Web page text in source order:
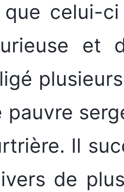
que celui-
et
pauvre
Il
de